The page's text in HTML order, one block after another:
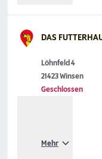
DAS
Löhnfeld 4
21423 Winsen
Geschlossen
Mehr